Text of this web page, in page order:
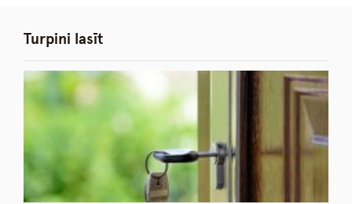
Turpini lasīt